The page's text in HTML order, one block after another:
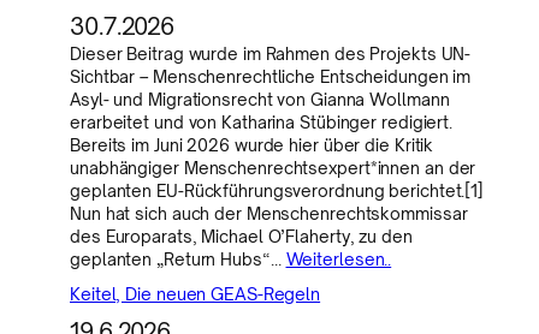
30.7.2026
Dieser Beitrag wurde im Rahmen des Projekts UN-
Sichtbar – Menschenrechtliche Entscheidungen im
Asyl- und Migrationsrecht von Gianna Wollmann
erarbeitet und von Katharina Stübinger redigiert.
Bereits im Juni 2026 wurde hier über die Kritik
unabhängiger Menschenrechtsexpert*innen an der
geplanten EU-Rückführungsverordnung berichtet.[1]
Nun hat sich auch der Menschenrechtskommissar
des Europarats, Michael O’Flaherty, zu den
geplanten „Return Hubs“… Weiterlesen..
Keitel, Die neuen GEAS-Regeln